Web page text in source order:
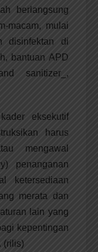
berlangsung
macam, mulai
disinfektan di
bantuan APD
sanitizer_,
eksekutif
harus
mengawal
penanganan
ketersediaan
merata dan
lain yang
kepentingan
(rilis)